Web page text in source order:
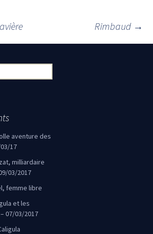
des articles
Rimbaud →
aventure des
17
milliardaire
03/2017
femme libre
et les
07/03/2017